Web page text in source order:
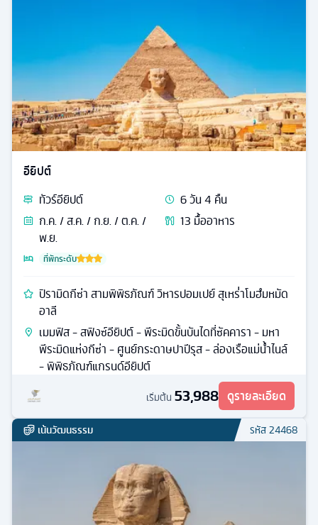
อียิปต์
ทัวร์อียิปต์ 6วัน4 คืน
ก.ค. / ส.ค. / ก.ย. / ต.ค. /
พ.ย.
13 มื้ออาหาร
ที่พักระดับ
ปิรามิดกีซ่า สามพิพิธภัณฑ์ วิหารปอมเปย์ สุเหร่่าโมฮํมหมัด
อาลี
เมมฟิส - สฟิงซ์อียิปต์ - พีระมิดขั้นบันไดที่ซัคคารา - มหา
พีระมิดแห่งกีซ่า - ศูนย์กระดาษปาปีรุส - ล่องเรือแม่น้ำไนล์
- พิพิธภัณฑ์แกรนด์อียิปต์
เริ่มต้น 53,988 ดูรายละเอียด
เน้นวัฒนธรรม รหัส24468